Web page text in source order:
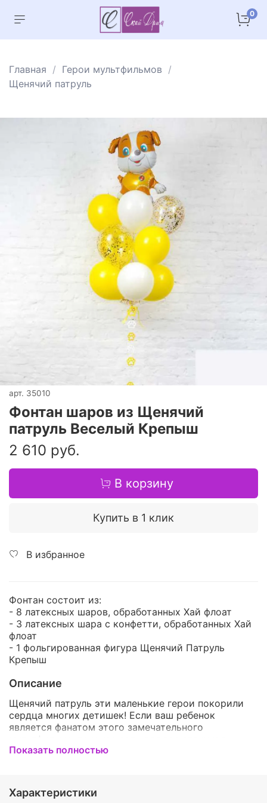
0
Главная
Герои мультфильмов
Щенячий патруль
арт. 35010
Фонтан шаров из Щенячий
патруль Веселый Крепыш
2 610 руб.
В корзину
Купить в 1 клик
В избранное
Фонтан состоит из:
- 8 латексных шаров, обработанных Хай флоат
- 3 латексных шара с конфетти, обработанных Хай
флоат
- 1 фольгированная фигура Щенячий Патруль
Крепыш
Описание
Щенячий патруль эти маленькие герои покорили
сердца многих детишек! Если ваш ребенок
является фанатом этого замечательного
новость! Мы вам предлагаем в качестве
добавить к нему ещё и красивую фольгированную
фигурку, то ребенок точно останется в восторге,
Показать полностью
Характеристики